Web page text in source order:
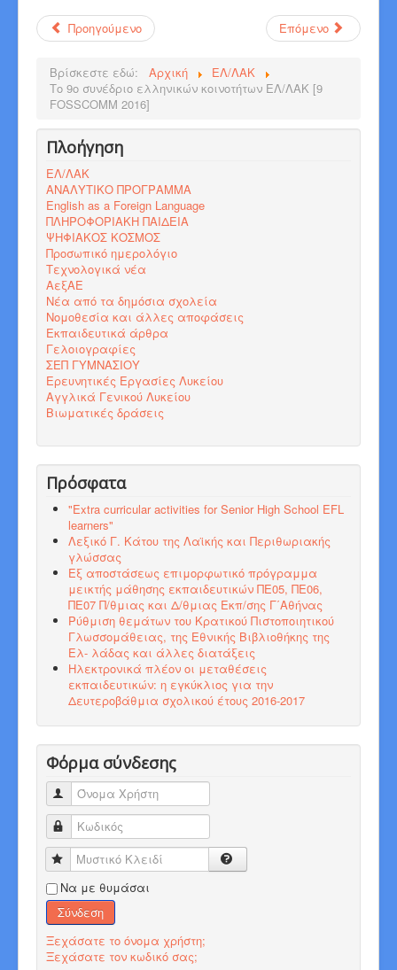
Προηγούμενο Επόμενο
Βρίσκεστε εδώ: Αρχική
ΕΛ/ΛΑΚ
Το 9ο συνέδριο ελληνικών κοινοτήτων ΕΛ/ΛΑΚ [9
FOSSCOMM 2016]
Πλοήγηση
ΕΛ/ΛΑΚ
ΑΝΑΛΥΤΙΚΟ ΠΡΟΓΡΑΜΜΑ
English as a Foreign Language
ΠΛΗΡΟΦΟΡΙΑΚΗ ΠΑΙΔΕΙΑ
ΨΗΦΙΑΚΟΣ ΚΟΣΜΟΣ
Προσωπικό ημερολόγιο
Τεχνολογικά νέα
ΑεξΑΕ
Νέα από τα δημόσια σχολεία
Νομοθεσία και άλλες αποφάσεις
Εκπαιδευτικά άρθρα
Γελοιογραφίες
ΣΕΠ ΓΥΜΝΑΣΙΟΥ
Ερευνητικές Εργασίες Λυκείου
Αγγλικά Γενικού Λυκείου
Βιωματικές δράσεις
Πρόσφατα
"Εxtra curricular activities for Senior High School EFL
learners"
Λεξικό Γ. Κάτου της Λαϊκής και Περιθωριακής
γλώσσας
Εξ αποστάσεως επιμορφωτικό πρόγραμμα
μεικτής μάθησης εκπαιδευτικών ΠΕ05, ΠΕ06,
ΠΕ07 Π/θμιας και Δ/θμιας Εκπ/σης Γ΄Αθήνας
Ρύθμιση θεμάτων του Κρατικού Πιστοποιητικού
Γλωσσομάθειας, της Εθνικής Βιβλιοθήκης της
Ελ- λάδας και άλλες διατάξεις
Ηλεκτρονικά πλέον οι μεταθέσεις
εκπαιδευτικών: η εγκύκλιος για την
Δευτεροβάθμια σχολικού έτους 2016-2017
Φόρμα σύνδεσης
Όνομα Χρήστη
Κωδικός
Μυστικό Κλειδί
Να με θυμάσαι
Σύνδεση
Ξεχάσατε το όνομα χρήστη;
Ξεχάσατε τον κωδικό σας;